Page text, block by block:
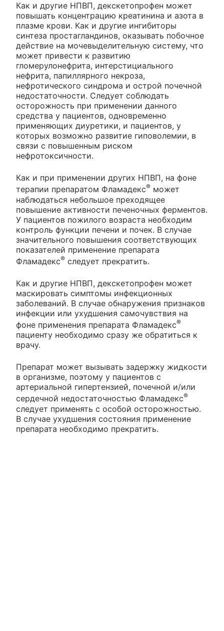
Как и другие НПВП, декскетопрофен может
повышать концентрацию креатинина и азота в
плазме крови. Как и другие ингибиторы
синтеза простагландинов, оказывать побочное
действие на мочевыделительную систему, что
может привести к развитию
гломерулонефрита, интерстициального
нефрита, папиллярного некроза,
нефротического синдрома и острой почечной
недостаточности. Следует соблюдать
осторожность при применении данного
средства у пациентов, одновременно
применяющих диуретики, и пациентов, у
которых возможно развитие гиповолемии, в
связи с повышенным риском
нефротоксичности.
Как и при применении других НПВП, на фоне
терапии препаратом Фламадекс® может
наблюдаться небольшое преходящее
повышение активности печеночных ферментов.
У пациентов пожилого возраста необходим
контроль функции печени и почек. В случае
значительного повышения соответствующих
показателей применение препарата
Фламадекс® следует прекратить.
Как и другие НПВП, декскетопрофен может
маскировать симптомы инфекционных
заболеваний. В случае обнаружения признаков
инфекции или ухудшения самочувствия на
фоне применения препарата Фламадекс®
пациенту необходимо сразу же обратиться к
врачу.
Препарат может вызывать задержку жидкости
в организме, поэтому у пациентов с
артериальной гипертензией, почечной и/или
сердечной недостаточностью Фламадекс®
следует применять с особой осторожностью.
В случае ухудшения состояния применение
препарата необходимо прекратить.